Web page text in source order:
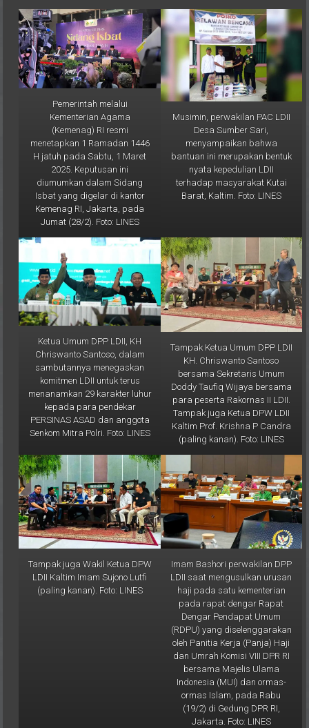
Pemerintah melalui
Kementerian Agama
(Kemenag) RI resmi
menetapkan 1 Ramadan 1446
H jatuh pada Sabtu, 1 Maret
2025. Keputusan ini
diumumkan dalam Sidang
Isbat yang digelar di kantor
Kemenag RI, Jakarta, pada
Jumat (28/2). Foto: LINES
Musimin, perwakilan PAC LDII
Desa Sumber Sari,
menyampaikan bahwa
bantuan ini merupakan bentuk
nyata kepedulian LDII
terhadap masyarakat Kutai
Barat, Kaltim. Foto: LINES
Ketua Umum DPP LDII, KH
Chriswanto Santoso, dalam
sambutannya menegaskan
komitmen LDII untuk terus
menanamkan 29 karakter luhur
kepada para pendekar
PERSINAS ASAD dan anggota
Senkom Mitra Polri. Foto: LINES
Tampak Ketua Umum DPP LDII
KH. Chriswanto Santoso
bersama Sekretaris Umum
Doddy Taufiq Wijaya bersama
para peserta Rakornas II LDII.
Tampak juga Ketua DPW LDII
Kaltim Prof. Krishna P Candra
(paling kanan). Foto: LINES
Tampak juga Wakil Ketua DPW
LDII Kaltim Imam Sujono Lutfi
(paling kanan). Foto: LINES
Imam Bashori perwakilan DPP
LDII saat mengusulkan urusan
haji pada satu kementerian
pada rapat dengar Rapat
Dengar Pendapat Umum
(RDPU) yang diselenggarakan
oleh Panitia Kerja (Panja) Haji
dan Umrah Komisi VIII DPR RI
bersama Majelis Ulama
Indonesia (MUI) dan ormas-
ormas Islam, pada Rabu
(19/2) di Gedung DPR RI,
Jakarta. Foto: LINES